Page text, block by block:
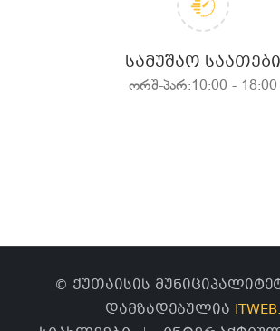
ᲡᲐᲛᲣᲨᲐᲝ ᲡᲐᲐᲗᲔᲑᲘ
ორშ-პარ:10:00 - 18:00
© ქუთაისის
დამზადებულია